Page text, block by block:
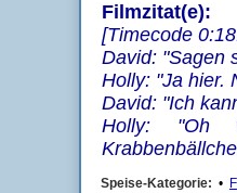
Filmzitat(e):
[Timecode
David: "Sagen
Holly: "Ja hier.
David: "Ich
Holly: "Oh
Speise-Kategorie: •